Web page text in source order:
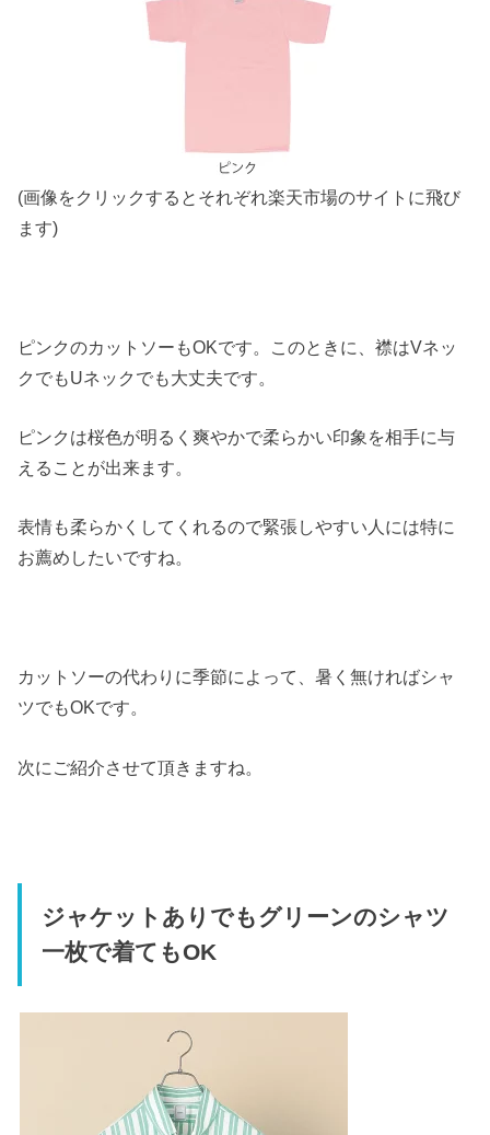
(画像をクリックするとそれぞれ楽天市場のサイトに飛び
ます)
ピンクのカットソーもOKです。このときに、襟はVネッ
クでもUネックでも大丈夫です。
ピンクは桜色が明るく爽やかで柔らかい印象を相手に与
えることが出来ます。
表情も柔らかくしてくれるので緊張しやすい人には特に
お薦めしたいですね。
カットソーの代わりに季節によって、暑く無ければシャ
ツでもOKです。
次にご紹介させて頂きますね。
ジャケットありでもグリーンのシャツ
一枚で着てもOK